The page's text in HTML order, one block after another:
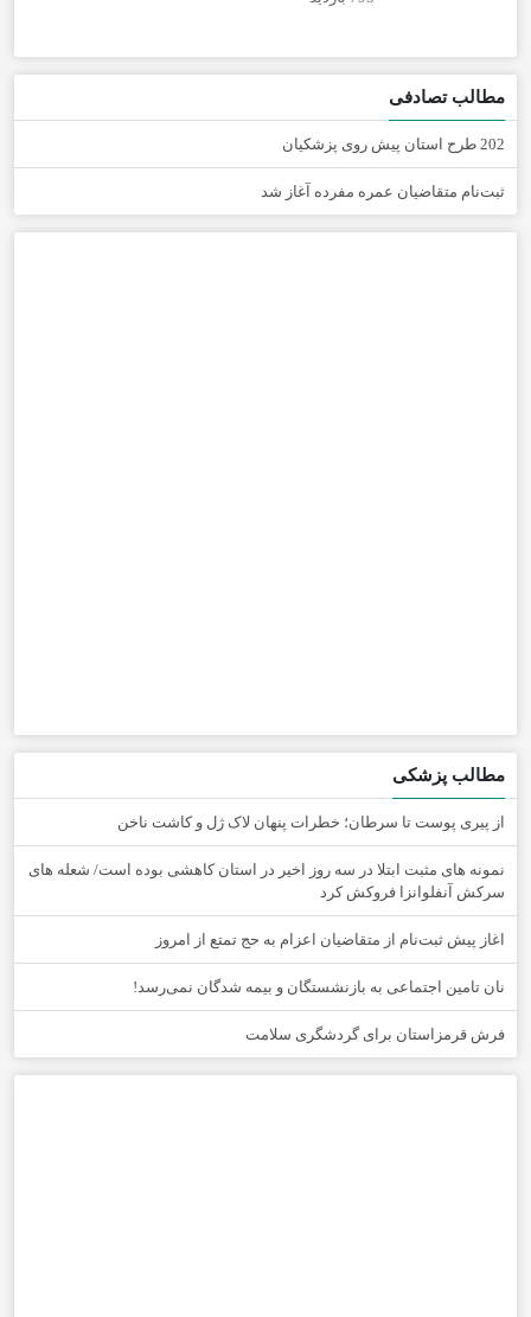
مطالب تصادفی
202 طرح استان پیش روی پزشکیان
ثبت‌نام متقاضیان عمره مفرده آغاز شد
مطالب پزشکی
از پیری پوست تا سرطان؛ خطرات پنهان لاک ژل و کاشت ناخن
نمونه های مثبت ابتلا در سه روز اخیر در استان کاهشی بوده است/ شعله های
سرکش آنفلوانزا فروکش کرد
اغاز پیش ثبت‌نام از متقاضیان اعزام به حج تمتع از امروز
نان تامین اجتماعی به بازنشستگان و بیمه شدگان نمی‌رسد!
فرش قرمزاستان برای گردشگری سلامت